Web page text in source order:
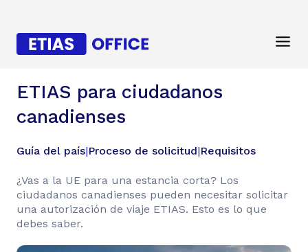
ETIAS para ciudadanos
canadienses
Guía del país|Proceso de solicitud|Requisitos
¿Vas a la UE para una estancia corta? Los
ciudadanos canadienses pueden necesitar solicitar
una autorización de viaje ETIAS. Esto es lo que
debes saber.